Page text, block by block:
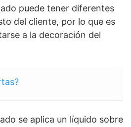
puede tener diferentes
del cliente, por lo que es
a la decoración del
se aplica un líquido sobre